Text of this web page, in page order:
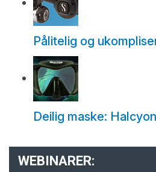
Pålitelig og
Deilig maske:
WEBINARER: